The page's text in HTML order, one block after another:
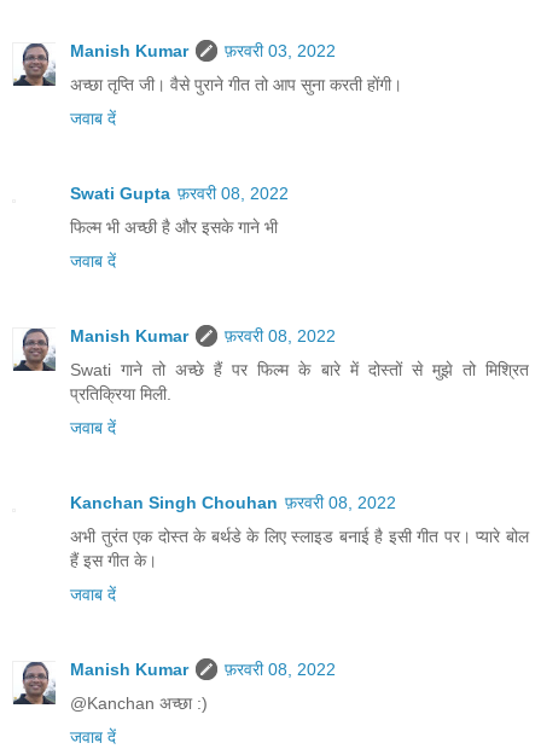
Manish Kumar
फ़रवरी 03, 2022
अच्छा तृप्ति जी। वैसे पुराने गीत तो आप सुना करती होंगी।
जवाब दें
Swati Gupta फ़रवरी 08, 2022
फिल्म भी अच्छी है और इसके गाने भी
जवाब दें
Manish Kumar
फ़रवरी 08, 2022
Swati गाने तो अच्छे हैं पर फिल्म के बारे में दोस्तों से मुझे तो मिश्रित
प्रतिक्रिया मिली.
जवाब दें
Kanchan Singh Chouhan फ़रवरी 08, 2022
अभी तुरंत एक दोस्त के बर्थडे के लिए स्लाइड बनाई है इसी गीत पर। प्यारे बोल
हैं इस गीत के।
जवाब दें
Manish Kumar
फ़रवरी 08, 2022
@Kanchan अच्छा :)
जवाब दें